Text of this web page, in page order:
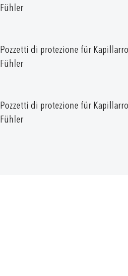
Fühler
Pozzetti di protezione für
Fühler
Pozzetti di protezione für
Fühler